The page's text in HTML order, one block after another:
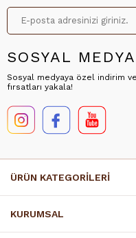
SOSYAL MEDYA
Sosyal medyaya özel indirim
fırsatları yakala!
ÜRÜN KATEGORİLERİ
KURUMSAL